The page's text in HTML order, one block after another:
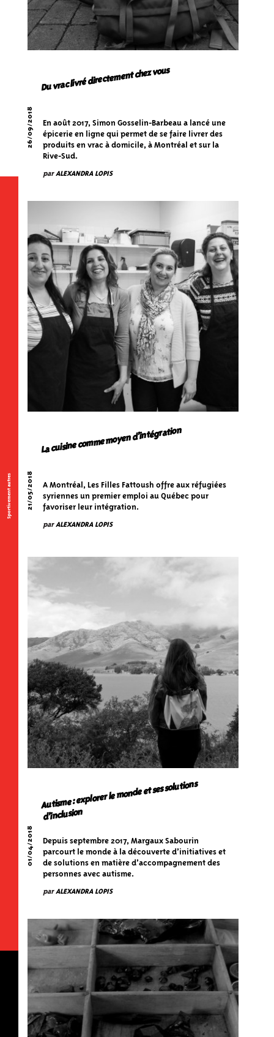
Sportivement autres
Du vrac livré directement chez vous
26/09/2018
En août 2017, Simon Gosselin-Barbeau a lancé une
épicerie en ligne qui permet de se faire livrer des
produits en vrac à domicile, à Montréal et sur la
Rive-Sud.
parALEXANDRA LOPIS
La cuisine comme moyen d’intégration
21/05/2018
A Montréal, Les Filles Fattoush offre aux réfugiées
syriennes un premier emploi au Québec pour
favoriser leur intégration.
parALEXANDRA LOPIS
Autisme : explorer le monde et ses solutions
d’inclusion
01/04/2018
Depuis septembre 2017, Margaux Sabourin
parcourt le monde à la découverte d’initiatives et
de solutions en matière d’accompagnement des
personnes avec autisme.
parALEXANDRA LOPIS